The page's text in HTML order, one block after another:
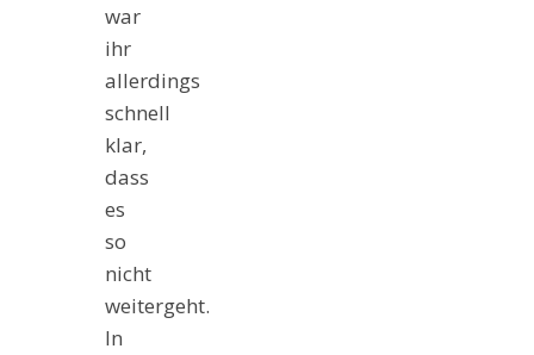
war
ihr
allerdings
schnell
klar,
dass
es
so
nicht
weitergeht.
In